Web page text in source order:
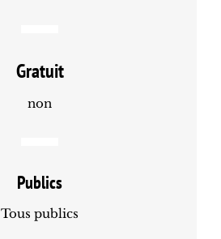
Gratuit
non
Publics
Tous publics